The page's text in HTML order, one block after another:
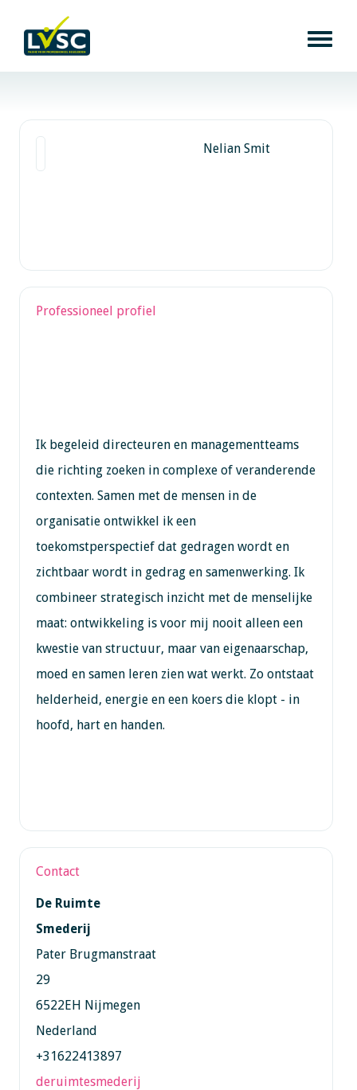
Nelian Smit
Professioneel profiel
Ik begeleid directeuren en managementteams
die richting zoeken in complexe of veranderende
contexten. Samen met de mensen in de
organisatie ontwikkel ik een
toekomstperspectief dat gedragen wordt en
zichtbaar wordt in gedrag en samenwerking. Ik
combineer strategisch inzicht met de menselijke
maat: ontwikkeling is voor mij nooit alleen een
kwestie van structuur, maar van eigenaarschap,
moed en samen leren zien wat werkt. Zo ontstaat
helderheid, energie en een koers die klopt - in
hoofd, hart en handen.
Contact
De Ruimte
Smederij
Pater Brugmanstraat
29
6522EH Nijmegen
Nederland
+31622413897
deruimtesmederij